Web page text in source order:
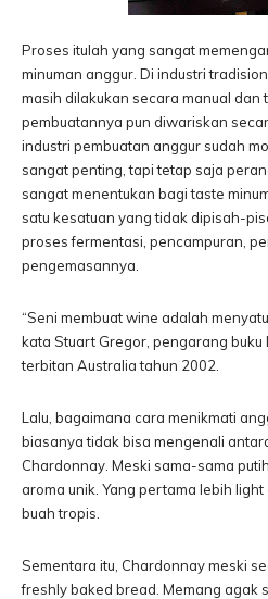
Proses itulah yang sangat
minuman anggur. Di industri
masih dilakukan secara manual dan
pembuatannya pun diwariskan
industri pembuatan anggur sudah
sangat penting, tapi tetap saja
sangat menentukan bagi taste
satu kesatuan yang tidak dipisah-
proses fermentasi, pencampuran,
pengemasannya.
“Seni membuat wine adalah
kata Stuart Gregor, pengarang buku
terbitan Australia tahun 2002.
Lalu, bagaimana cara menikmati
biasanya tidak bisa mengenali
Chardonnay. Meski sama-sama
aroma unik. Yang pertama lebih
buah tropis.
Sementara itu, Chardonnay meski
freshly baked bread. Memang agak